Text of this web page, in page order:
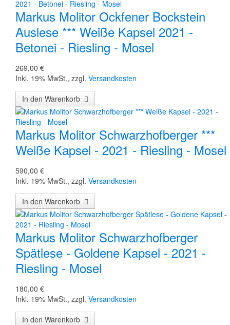
Markus Molitor Ockfener Bockstein
Auslese *** Weiße Kapsel 2021 -
Betonei - Riesling - Mosel
269,00 €
Inkl. 19% MwSt., zzgl. Versandkosten
In den Warenkorb
Markus Molitor Schwarzhofberger ***
Weiße Kapsel - 2021 - Riesling - Mosel
590,00 €
Inkl. 19% MwSt., zzgl. Versandkosten
In den Warenkorb
Markus Molitor Schwarzhofberger
Spätlese - Goldene Kapsel - 2021 -
Riesling - Mosel
180,00 €
Inkl. 19% MwSt., zzgl. Versandkosten
In den Warenkorb